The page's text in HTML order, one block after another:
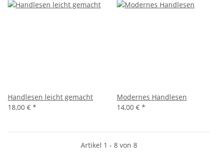
Handlesen leicht gemacht
18,00 € *
Modernes Handlesen
14,00 € *
Artikel 1 - 8 von 8